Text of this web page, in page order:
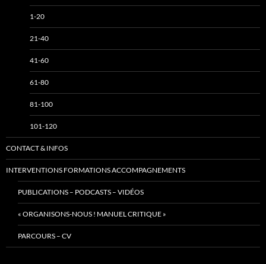
1-20
21-40
41-60
61-80
81-100
101-120
CONTACT & INFOS
INTERVENTIONS FORMATIONS ACCOMPAGNEMENTS
PUBLICATIONS – PODCASTS – VIDÉOS
« ORGANISONS-NOUS ! MANUEL CRITIQUE »
PARCOURS – CV